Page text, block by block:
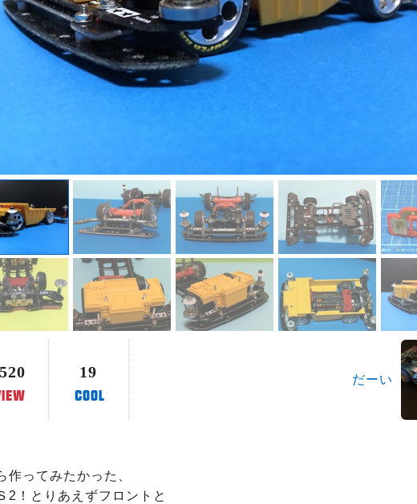
19 だーい
作ってみたかった、
2！とりあえずフロントと